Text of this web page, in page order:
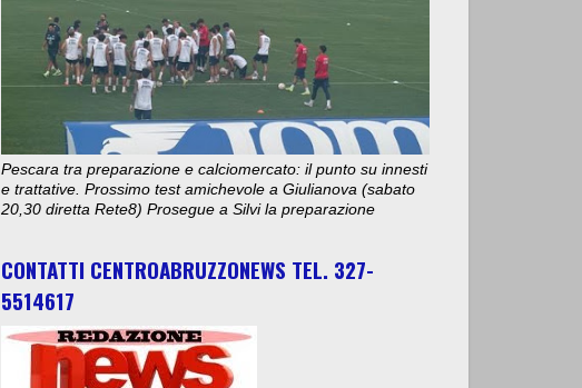
Pescara tra preparazione e calciomercato: il punto su innesti
e trattative. Prossimo test amichevole a Giulianova (sabato
20,30 diretta Rete8) Prosegue a Silvi la preparazione
CONTATTI CENTROABRUZZONEWS TEL. 327-
5514617